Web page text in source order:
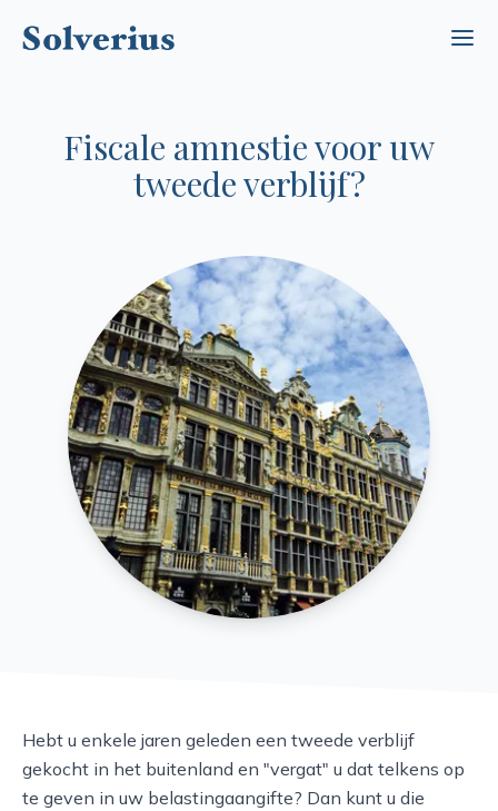
Fiscale amnestie voor uw
tweede verblijf?
Hebt u enkele jaren geleden een tweede verblijf
gekocht in het buitenland en "vergat" u dat telkens op
te geven in uw belastingaangifte? Dan kunt u die